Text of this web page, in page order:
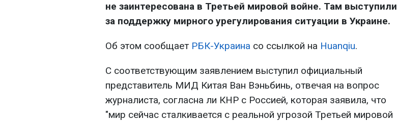
не заинтересована в Третьей мировой войне. Там выступили
за поддержку мирного урегулирования ситуации в Украине.
Об этом сообщает РБК-Украина со ссылкой на Huanqiu.
С соответствующим заявлением выступил официальный
представитель МИД Китая Ван Вэньбинь, отвечая на вопрос
журналиста, согласна ли КНР с Россией, которая заявила, что
"мир сейчас сталкивается с реальной угрозой Третьей мировой